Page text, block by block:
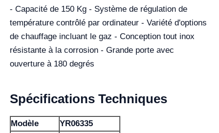
- Capacité de 150 Kg - Système de régulation de
température contrôlé par ordinateur - Variété d'options
de chauffage incluant le gaz - Conception tout inox
résistante à la corrosion - Grande porte avec
ouverture à 180 degrés
Spécifications Techniques
Modèle
YR06335